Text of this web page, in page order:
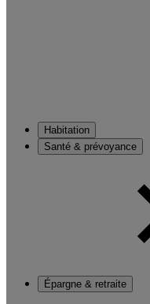
Habitation
Santé & prévoyance
Épargne & retraite